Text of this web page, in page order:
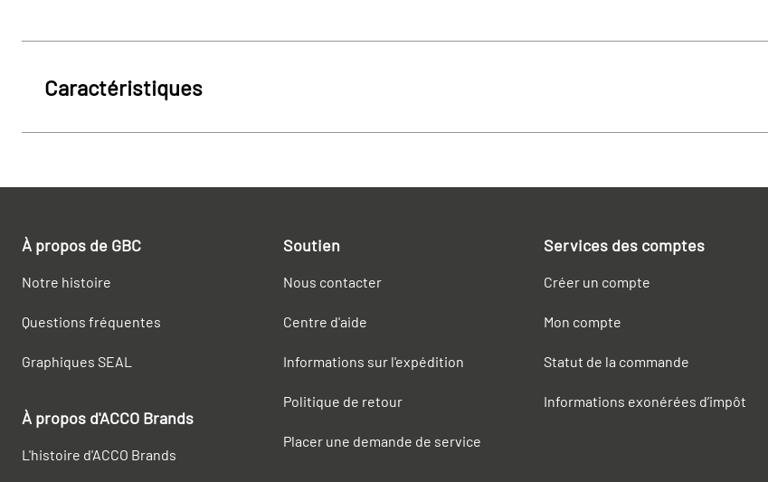
Caractéristiques
À propos de GBC
Notre histoire
Questions fréquentes
Graphiques SEAL
À propos d'ACCO Brands
L'histoire d'ACCO Brands
Soutien
Nous contacter
Centre d'aide
Informations sur l'expédition
Politique de retour
Placer une demande de service
Services des comptes
Créer un compte
Mon compte
Statut de la commande
Informations exonérées d’impôt